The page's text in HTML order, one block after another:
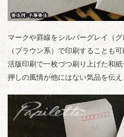
マークや罫線をシルバーグレイ（
（ブラウン系）で印刷することも可
活版印刷で一枚づつ刷り上げた和
押しの風情が他にはない気品を伝え